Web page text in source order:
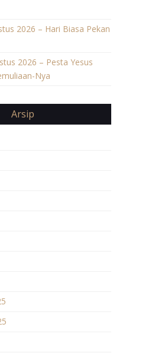
2026 – Hari Biasa Pekan
2026 – Pesta Yesus
Nya
Arsip